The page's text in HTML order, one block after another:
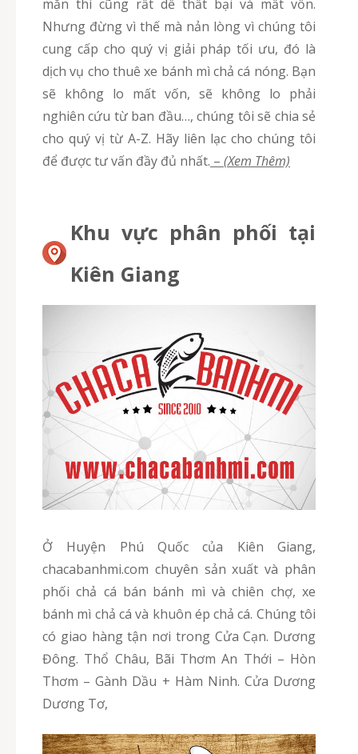
mắn thì cũng rất dễ thất bại và mất vốn.
Nhưng đừng vì thế mà nản lòng vì chúng tôi
cung cấp cho quý vị giải pháp tối ưu, đó là
dịch vụ cho thuê xe bánh mì chả cá nóng. Bạn
sẽ không lo mất vốn, sẽ không lo phải
nghiên cứu từ ban đầu…, chúng tôi sẽ chia sẻ
cho quý vị từ A-Z. Hãy liên lạc cho chúng tôi
để được tư vấn đầy đủ nhất. – (Xem Thêm)
Khu vực phân phối tại
Kiên Giang
Ở Huyện Phú Quốc của Kiên Giang,
chacabanhmi.com chuyên sản xuất và phân
phối chả cá bán bánh mì và chiên chợ, xe
bánh mì chả cá và khuôn ép chả cá. Chúng tôi
có giao hàng tận nơi trong Cửa Cạn. Dương
Đông. Thổ Châu, Bãi Thơm An Thới – Hòn
Thơm – Gành Dầu + Hàm Ninh. Cửa Dương
Dương Tơ,